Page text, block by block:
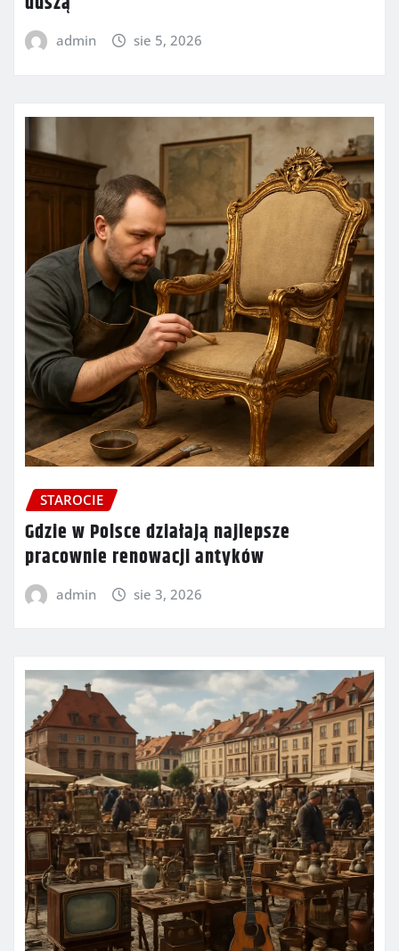
admin sie 5, 2026
STAROCIE
Gdzie w Polsce działają najlepsze
pracownie renowacji antyków
admin sie 3, 2026